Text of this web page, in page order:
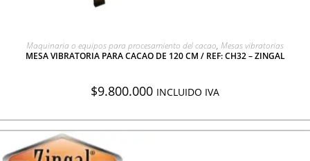
AGREGAR A COTIZACIÓN
Maquinaria o equipos para procesamiento del cacao, Mesas vibratorias
MESA VIBRATORIA PARA CACAO DE 120 CM / REF: CH32 – ZINGAL
$9.800.000 INCLUIDO IVA